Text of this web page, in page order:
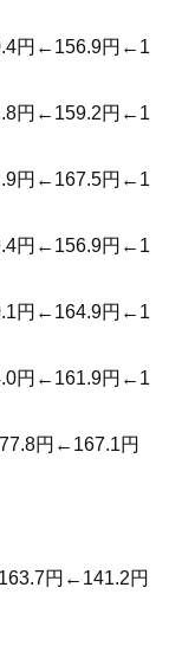
円←156.9円←1
円←159.2円←1
円←167.5円←1
円←156.9円←1
円←164.9円←1
円←161.9円←1
円←167.1円
円←141.2円